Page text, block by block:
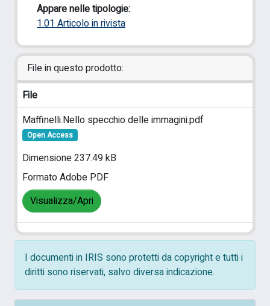
Appare nelle tipologie:
1.01 Articolo in rivista
File in questo prodotto:
File
Maffinelli.Nello specchio delle immagini.pdf
Open Access
Dimensione 237.49 kB
Formato Adobe PDF
Visualizza/Apri
I documenti in IRIS sono protetti da copyright e tutti i
diritti sono riservati, salvo diversa indicazione.